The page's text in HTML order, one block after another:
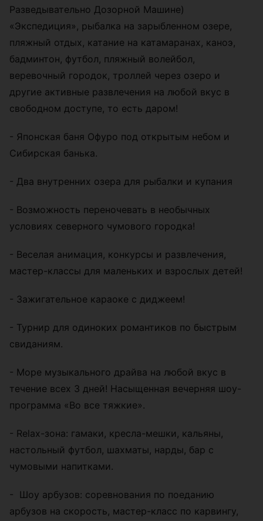
Разведывательно Дозорной Машине)
«Экспедиция», рыбалка на зарыбленном озере,
пляжный отдых, катание на катамаранах, каноэ,
бадминтон, футбол, пляжный волейбол,
веревочный городок, троллей через озеро и
другие активные развлечения на любой вкус в
свободном доступе, то есть даром!
- Японская баня Офуро под открытым небом и
Сибирская банька.
- Два внутренних озера для рыбалки и купания
- Возможность переночевать в необычных
условиях северного чумового городка!
- Веселая анимация, конкурсы и развлечения,
мастер-классы для маленьких и взрослых детей!
- Зажигательное караоке с диджеем!
- Турнир для одиноких романтиков по быстрым
свиданиям.
- Море музыкального драйва на любой вкус в
течение всех 3 дней! Насыщенная вечерняя шоу-
программа «Во все тяжкие».
- Relax-зона: гамаки, кресла-мешки, кальяны,
настольный футбол, шахматы, нарды, бар с
чумовыми напитками.
- Шоу арбузов: соревнования по поеданию
арбузов на скорость, мастер-класс по карвингу,